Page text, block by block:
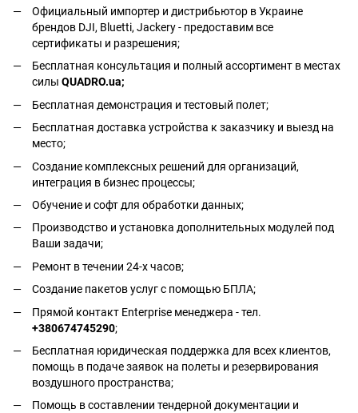
Официальный импортер и дистрибьютор в Украине
брендов DJI, Bluetti, Jackery - предоставим все
сертификаты и разрешения;
Бесплатная консультация и полный ассортимент в местах
силы QUADRO.ua;
Бесплатная демонстрация и тестовый полет;
Бесплатная доставка устройства к заказчику и выезд на
место;
Создание комплексных решений для организаций,
интеграция в бизнес процессы;
Обучение и софт для обработки данных;
Производство и установка дополнительных модулей под
Ваши задачи;
Ремонт в течении 24-х часов;
Создание пакетов услуг с помощью БПЛА;
Прямой контакт Enterprise менеджера - тел.
+380674745290;
Бесплатная юридическая поддержка для всех клиентов,
помощь в подаче заявок на полеты и резервирования
воздушного пространства;
Помощь в составлении тендерной документации и